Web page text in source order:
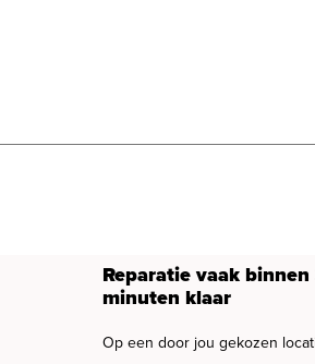
Reparatie vaak
minuten klaar
Op een door jou gekozen